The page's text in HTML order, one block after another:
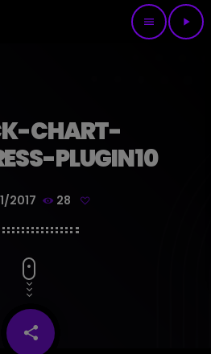
menu play_arrow
CHART-
PLUGIN10
2017 28
share
email